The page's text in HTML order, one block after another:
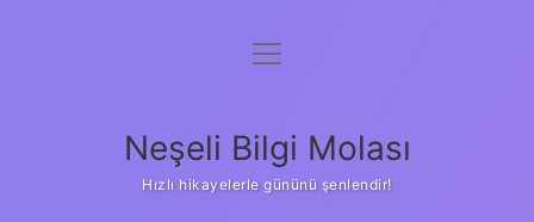
Anasayfa
Yasal Uyarı
menüyü
Neşeli Bilgi Molası
Hızlı hikayelerle gününü şenlendir!